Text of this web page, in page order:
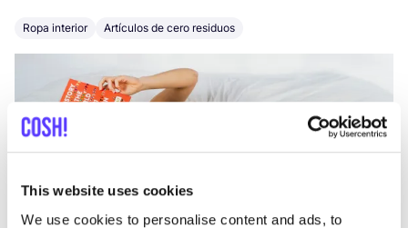
This website uses cookies
We use cookies to personalise content and ads, to
Ropa interior Artículos de cero residuos